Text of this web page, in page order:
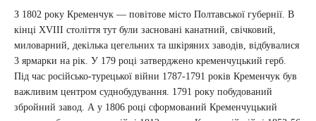
З 1802 року Кременчук — повітове місто Полтавської губернії. В
кінці XVIII століття тут були засновані канатний, свічковий,
миловарний, декілька цегельних та шкіряних заводів, відбувалися
3 ярмарки на рік. У 179 році затверджено кременчуцький герб.
Під час російсько-турецької війни 1787-1791 років Кременчук був
важливим центром суднобудування. 1791 року побудований
збройний завод. А у 1806 році сформований Кременчуцький